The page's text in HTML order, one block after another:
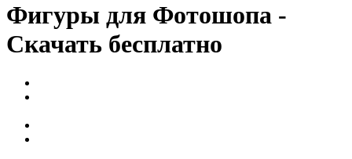
Фигуры для Фотошопа -
Скачать бесплатно